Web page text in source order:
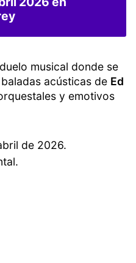
musical donde se
acústicas de Ed
y emotivos
de 2026.